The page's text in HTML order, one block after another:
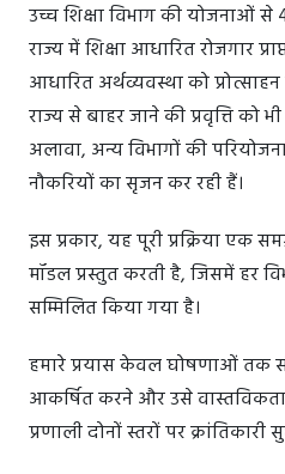
उच्च शिक्षा विभाग की योजनाओं
राज्य में शिक्षा आधारित रोजगार
आधारित अर्थव्यवस्था को
राज्य से बाहर जाने की प्रवृत्ति को
अलावा, अन्य विभागों की
नौकरियों का सृजन कर रही हैं।
इस प्रकार, यह पूरी प्रक्रिया एक
मॉडल प्रस्तुत करती है, जिसमें हर
सम्मिलित किया गया है।
हमारे प्रयास केवल घोषणाओं तक
आकर्षित करने और उसे
प्रणाली दोनों स्तरों पर क्रांतिकारी